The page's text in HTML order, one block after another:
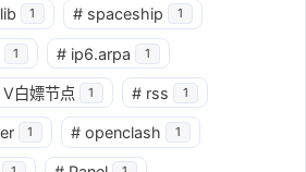
1 # spaceship 1
1 # ip6.arpa 1
V白嫖节点 1 # rss 1
1 # openclash 1